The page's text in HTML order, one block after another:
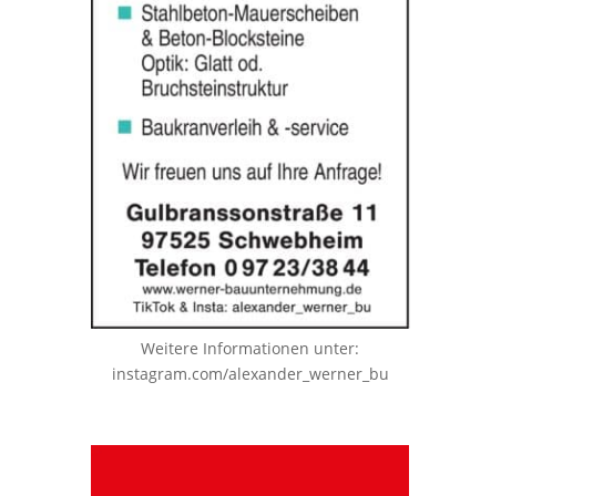
Weitere Informationen unter:
instagram.com/alexander_werner_bu